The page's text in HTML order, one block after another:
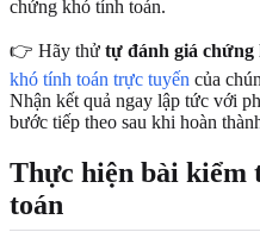
chứng khó tính toán.
👉 Hãy thử tự đánh giá chứng
khó tính toán trực tuyến của
Nhận kết quả ngay lập tức với
bước tiếp theo sau khi hoàn
Thực hiện bài kiểm
toán